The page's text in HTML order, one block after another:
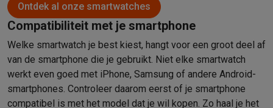
Kleine keukenapparaten
KoffieKoffiemachinesVolautomatische koffiemachines
Ontbijt Waterkokers BroodroostersBroodbakmachines
Frituren & grillenAirfryers Friteuses GrillsTeppanYakiCroque
Robots & mixers KeukenmachinesKeukenrobotsMixers
Koken & stomenMulticookersRijst- en stoomkokers
Fun cooking Gourmet toestellenFondue RacletteTeppanYaki
Ontdek al onze smartwatches
Compatibiliteit met je smartphone
Welke smartwatch je best kiest, hangt voor een groot deel af
van de smartphone die je gebruikt. Niet elke smartwatch
werkt even goed met iPhone, Samsung of andere Android-
smartphones. Controleer daarom eerst of je smartphone
compatibel is met het model dat je wil kopen. Zo haal je het